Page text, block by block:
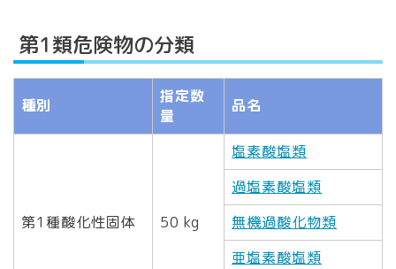
第1類危険物の分類
種別
指定数
量
品名
第1種酸化性固体 50 kg
塩素酸塩類
過塩素酸塩類
無機過酸化物類
亜塩素酸塩類